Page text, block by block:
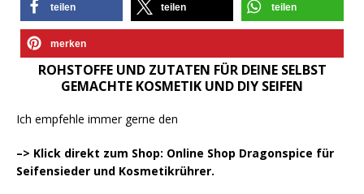
teilen teilen teilen
merken
ROHSTOFFE UND ZUTATEN FÜR DEINE SELBST
GEMACHTE KOSMETIK UND DIY SEIFEN
Ich empfehle immer gerne den
–> Klick direkt zum Shop: Online Shop Dragonspice für
Seifensieder und Kosmetikrührer.